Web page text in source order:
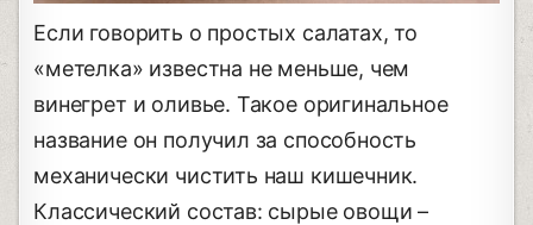
Если говорить о простых салатах, то
«метелка» известна не меньше, чем
винегрет и оливье. Такое оригинальное
название он получил за способность
механически чистить наш кишечник.
Классический состав: сырые овощи –